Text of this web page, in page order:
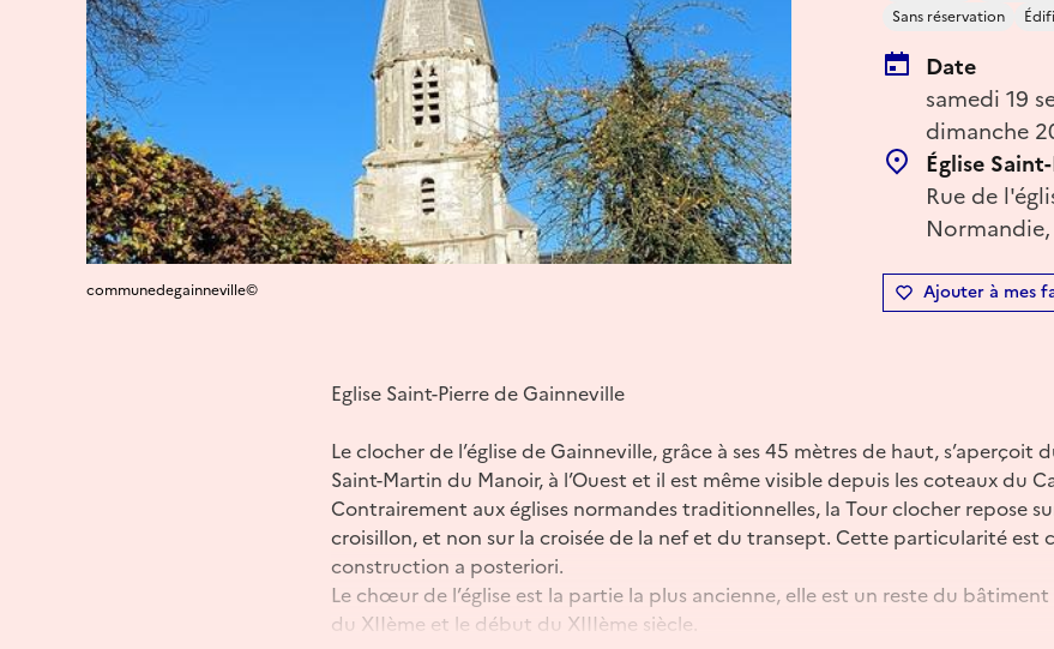
Sans réservation
Date
samedi 19
dimanche
Église
Rue de
Normandie,
Ajouter à mes
communedegainneville©
Eglise Saint-Pierre de Gainneville
Le clocher de l’église de Gainneville, grâce à ses 45 mètres de haut, s’aperçoit
Saint-Martin du Manoir, à l’Ouest et il est même visible depuis les coteaux du
Contrairement aux églises normandes traditionnelles, la Tour clocher repose
croisillon, et non sur la croisée de la nef et du transept. Cette particularité est
construction a posteriori.
Le chœur de l’église est la partie la plus ancienne, elle est un reste du
du XIIème et le début du XIIIème siècle.